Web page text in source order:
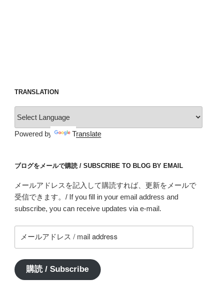
TRANSLATION
Powered by Translate
ブログをメールで購読 / SUBSCRIBE TO BLOG BY EMAIL
メールアドレスを記入して購読すれば、更新をメールで
受信できます。/ If you fill in your email address and
subscribe, you can receive updates via e-mail.
ー
ア
ド
購読 / Subscribe